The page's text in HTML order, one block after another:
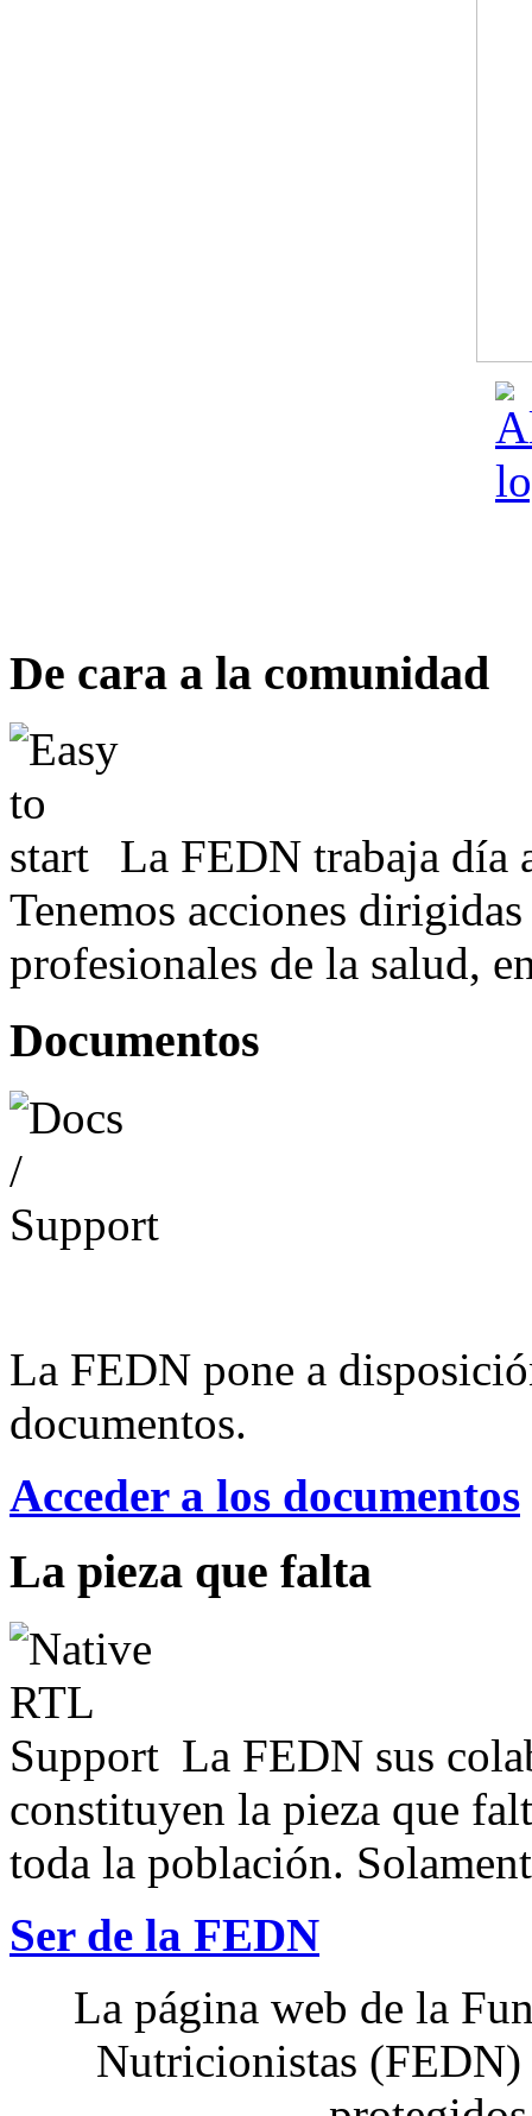
De cara a la comunidad
La FEDN trabaja día
Tenemos acciones
profesionales de la salud,
Documentos
La FEDN pone a
documentos.
Acceder a los documentos
La pieza que falta
La FEDN sus
constituyen la pieza que
toda la población.
Ser de la FEDN
La página web de la
Nutricionistas (FEDN)